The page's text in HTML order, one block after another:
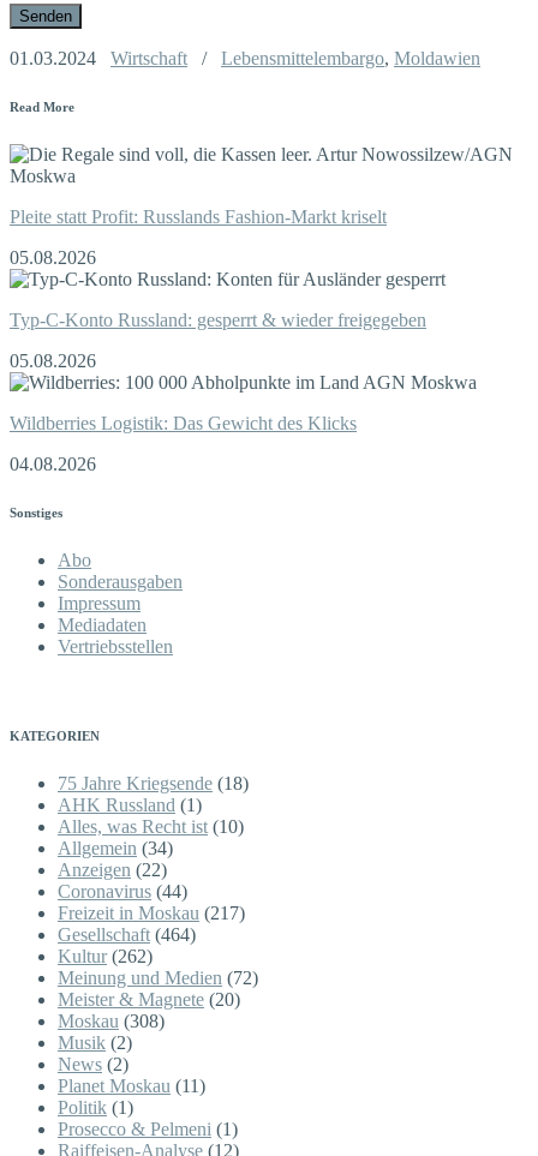
01.03.2024 Wirtschaft / Lebensmittelembargo, Moldawien
Read More
Pleite statt Profit: Russlands Fashion-Markt kriselt
05.08.2026
Typ-C-Konto Russland: gesperrt & wieder freigegeben
05.08.2026
Wildberries Logistik: Das Gewicht des Klicks
04.08.2026
Sonstiges
Abo
Sonderausgaben
Impressum
Mediadaten
Vertriebsstellen
KATEGORIEN
75 Jahre Kriegsende (18)
AHK Russland (1)
Alles, was Recht ist (10)
Allgemein (34)
Anzeigen (22)
Coronavirus (44)
Freizeit in Moskau (217)
Gesellschaft (464)
Kultur(262)
Meinung und Medien (72)
Meister & Magnete (20)
Moskau (308)
Musik (2)
News (2)
Planet Moskau (11)
Politik (1)
Prosecco & Pelmeni (1)
Raiffeisen-Analyse (12)